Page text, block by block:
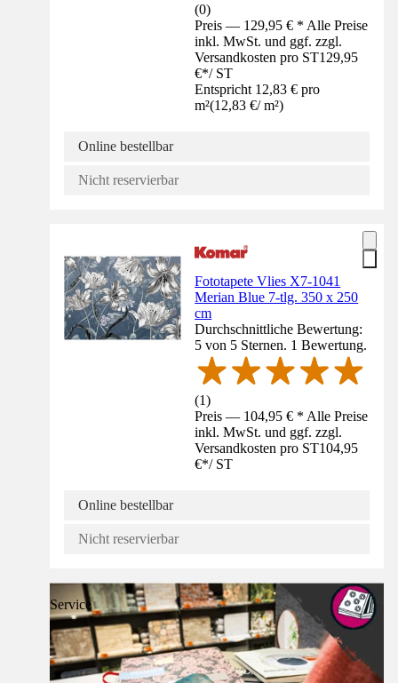
(0)
Preis — 129,95 € * Alle Preise
inkl. MwSt. und ggf. zzgl.
Versandkosten pro ST129,95
€*/ ST
Entspricht 12,83 € pro
m²(12,83 €/ m²)
Online bestellbar
Nicht reservierbar
Fototapete Vlies X7-1041
Merian Blue 7-tlg. 350 x 250
cm
Durchschnittliche Bewertung:
5 von 5 Sternen. 1 Bewertung.
(1)
Preis — 104,95 € * Alle Preise
inkl. MwSt. und ggf. zzgl.
Versandkosten pro ST104,95
€*/ ST
Online bestellbar
Nicht reservierbar
Service